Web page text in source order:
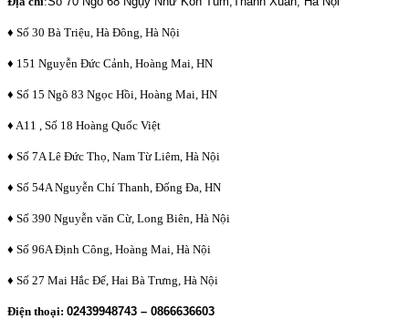
♦ Số 30 Bà Triệu, Hà Đông, Hà Nội
♦ 151 Nguyễn Đức Cảnh, Hoàng Mai, HN
♦ Số 15 Ngõ 83 Ngọc Hồi, Hoàng Mai, HN
♦ A11 , Số 18 Hoàng Quốc Việt
♦ Số 7A Lê Đức Thọ, Nam Từ Liêm, Hà Nội
♦ Số 54A Nguyễn Chí Thanh, Đống Đa, HN
♦ Số 390 Nguyễn văn Cừ, Long Biên, Hà Nội
♦ Số 96A Định Công, Hoàng Mai, Hà Nội
♦ Số 27 Mai Hắc Đế, Hai Bà Trưng, Hà Nội
Điện thoại: 02439948743 – 0866636603